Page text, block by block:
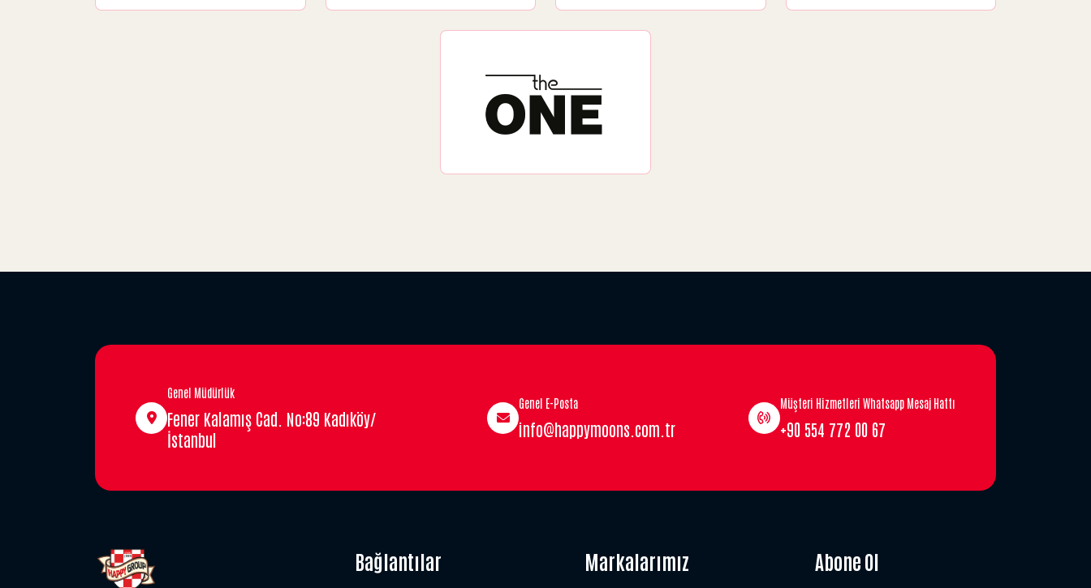
Genel Müdürlük
Fener Kalamış Cad. No:89 Kadıköy/
İstanbul
Genel E-Posta
info@happymoons.com.tr
Müşteri Hizmetleri Whatsapp Mesaj Hattı
+90 554 772 00 67
Bağlantılar Markalarımız Abone Ol